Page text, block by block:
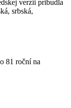
verzii pribudla
srbská,
81 roční na